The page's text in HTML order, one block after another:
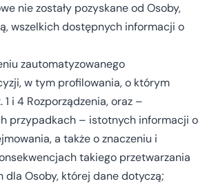
nie zostały pozyskane od Osoby,
wszelkich dostępnych informacji o
zautomatyzowanego
w tym profilowania, o którym
i 4 Rozporządzenia, oraz –
przypadkach – istotnych informacji o
a także o znaczeniu i
takiego przetwarzania
dla Osoby, której dane dotyczą;